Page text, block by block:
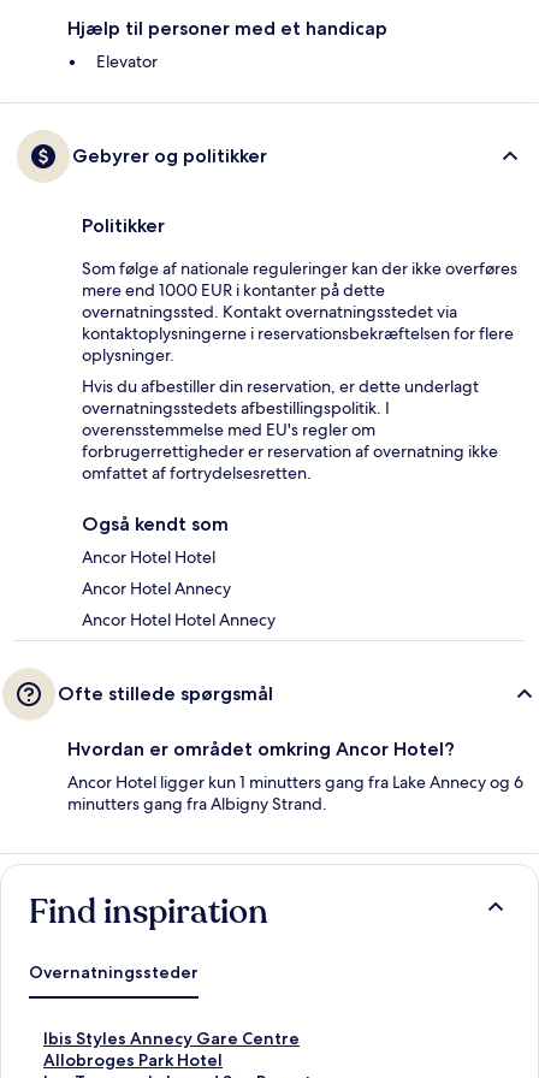
Hjælp til personer med et handicap
Elevator
Gebyrer og politikker
Politikker
Som følge af nationale reguleringer kan der ikke overføres
mere end 1000 EUR i kontanter på dette
overnatningssted. Kontakt overnatningsstedet via
kontaktoplysningerne i reservationsbekræftelsen for flere
oplysninger.
Hvis du afbestiller din reservation, er dette underlagt
overnatningsstedets afbestillingspolitik. I
overensstemmelse med EU's regler om
forbrugerrettigheder er reservation af overnatning ikke
omfattet af fortrydelsesretten.
Også kendt som
Ancor Hotel Hotel
Ancor Hotel Annecy
Ancor Hotel Hotel Annecy
Ofte stillede spørgsmål
Hvordan er området omkring Ancor Hotel?
Ancor Hotel ligger kun 1 minutters gang fra Lake Annecy og 6
minutters gang fra Albigny Strand.
Find inspiration
Overnatningssteder
Ibis Styles Annecy Gare Centre
L
iAllobroges Park Hotel
L